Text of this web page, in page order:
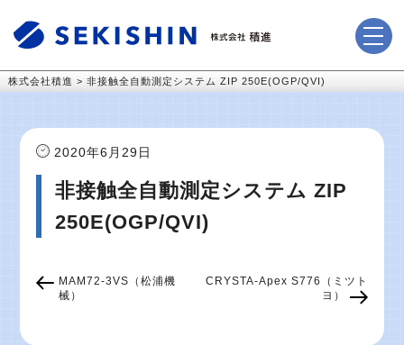
株式会社積進 > 非接触全自動測定システム ZIP 250E(OGP/QVI)
2020年6月29日
非接触全自動測定システム ZIP
250E(OGP/QVI)
MAM72-3VS（松浦機
械）
CRYSTA-Apex S776（ミツト
ヨ）